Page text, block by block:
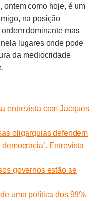
ontem como hoje, é um
na posição
dominante mas
lugares onde pode
da mediocridade
entrevista com Jacques
oligarquias defendem
Entrevista
governos estão se
uma política dos 99%.